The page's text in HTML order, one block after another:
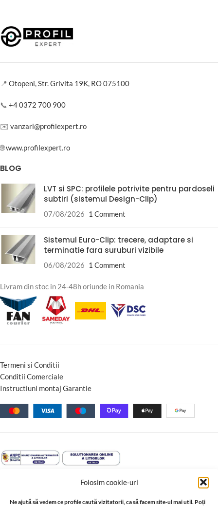
Folosim cookie-uri
Ne ajută să vedem ce profile caută vizitatorii, ca să facem site-ul mai util. Poți
📍 Otopeni, Str. Grivita 19K, RO 075100
📞 +4 0372 700 900
✉️ vanzari@profilexpert.ro
🌐www.profilexpert.ro
BLOG
LVT si SPC: profilele potrivite pentru pardoseli
subtiri (sistemul Design-Clip)
07/08/2026 1 Comment
Sistemul Euro-Clip: trecere, adaptare si
terminatie fara suruburi vizibile
06/08/2026 1 Comment
Livram din stoc in 24-48h oriunde in Romania
Termeni si Conditii
Conditii Comerciale
Instructiuni montaj Garantie